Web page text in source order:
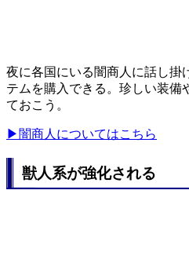
夜に各国にいる闇商人に話し掛
テムを購入できる。珍しい装備
ておこう。
▶闇商人についてはこちら
獣人系が強化される